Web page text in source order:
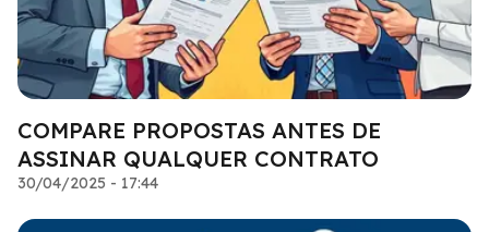
COMPARE PROPOSTAS ANTES DE
ASSINAR QUALQUER CONTRATO
30/04/2025 - 17:44